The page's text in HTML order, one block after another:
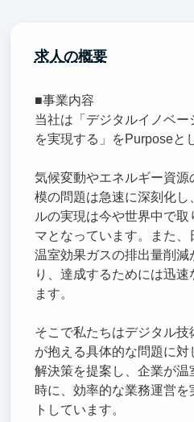
求人の概要
■事業内容
当社は「デジタルイノベ
を実現する」をPurposeと
気候変動やエネルギー資源
模の問題は急速に深刻化し
ルの実現は今や世界中で
マとなっています。また、
温室効果ガスの排出量削減
り、達成するためには迅
ます。
そこで私たちはデジタル
が抱える具体的な問題に対
解決策を提案し、企業が温
時に、効率的な業務運営
トしています。